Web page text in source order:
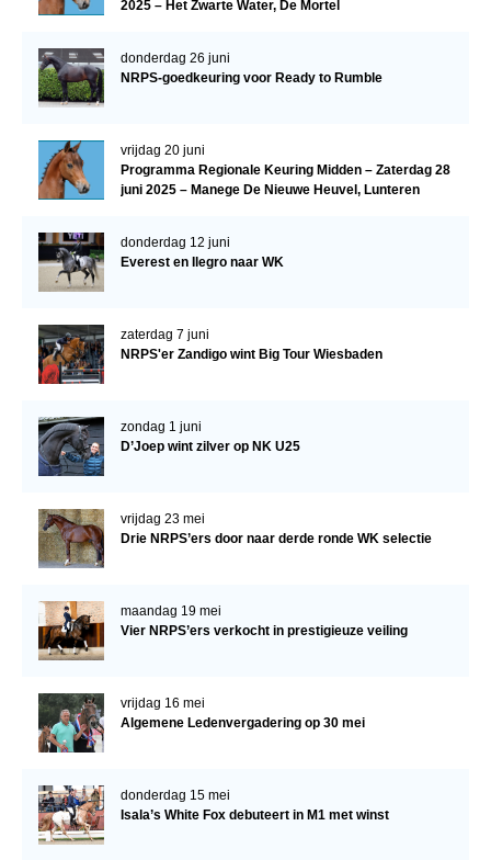
2025 – Het Zwarte Water, De Mortel
donderdag 26 juni
NRPS-goedkeuring voor Ready to Rumble
vrijdag 20 juni
Programma Regionale Keuring Midden – Zaterdag 28
juni 2025 – Manege De Nieuwe Heuvel, Lunteren
donderdag 12 juni
Everest en Ilegro naar WK
zaterdag 7 juni
NRPS'er Zandigo wint Big Tour Wiesbaden
zondag 1 juni
D’Joep wint zilver op NK U25
vrijdag 23 mei
Drie NRPS’ers door naar derde ronde WK selectie
maandag 19 mei
Vier NRPS’ers verkocht in prestigieuze veiling
vrijdag 16 mei
Algemene Ledenvergadering op 30 mei
donderdag 15 mei
Isala’s White Fox debuteert in M1 met winst